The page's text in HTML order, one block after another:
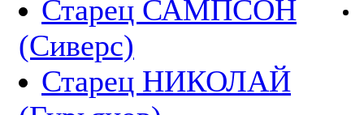
Старец САМПСОН
(Сиверс)
Старец НИКОЛАЙ